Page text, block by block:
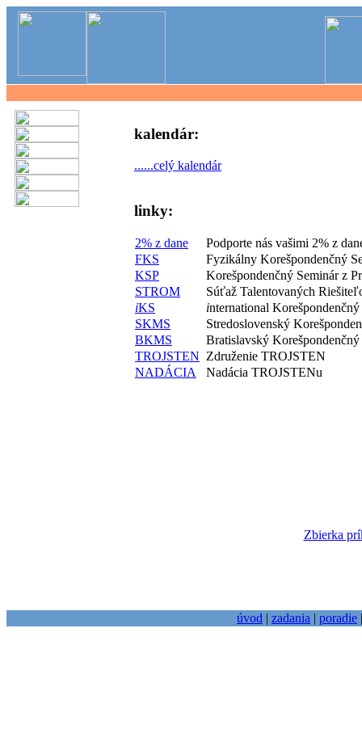
kalendár:
......celý kalendár
linky:
2% z dane
Podporte nás vašimi 2% z
FKS
Fyzikálny Korešpondenčný
KSP
Korešpondenčný Seminár z
STROM
Súťaž Talentovaných
iKS international Korešpondenčný
SKMS
Stredoslovenský
BKMS
Bratislavský
TROJSTEN Združenie TROJSTEN
NADÁCIA
Nadácia TROJSTENu
Zbierka
úvod | zadania | poradie